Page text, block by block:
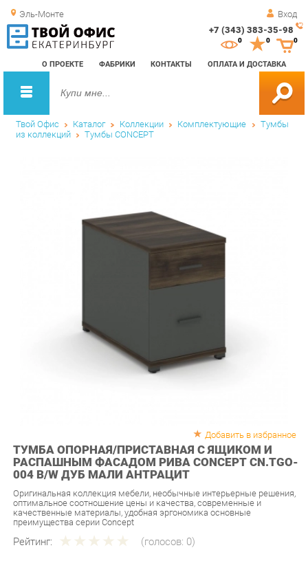
Эль-Монте Вход
+7 (343) 383-35-98
О ПРОЕКТЕ ФАБРИКИ КОНТАКТЫ ОПЛАТА И ДОСТАВКА
0 0
Твой Офис Каталог Коллекции Комплектующие Тумбы
из коллекций Тумбы CONCEPT
ТУМБА ОПОРНАЯ/ПРИСТАВНАЯ С ЯЩИКОМ И
РАСПАШНЫМ ФАСАДОМ РИВА CONCEPT CN.TGO-
004 B/W ДУБ МАЛИ АНТРАЦИТ
Оригинальная коллекция мебели, необычные интерьерные решения,
оптимальное соотношение цены и качества, современные и
качественные материалы, удобная эргономика основные
преимущества серии Concept
Рейтинг: (голосов:0)
Артикул: u-1014904